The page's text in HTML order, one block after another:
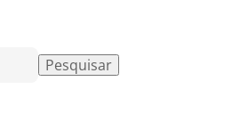
Pesquisar